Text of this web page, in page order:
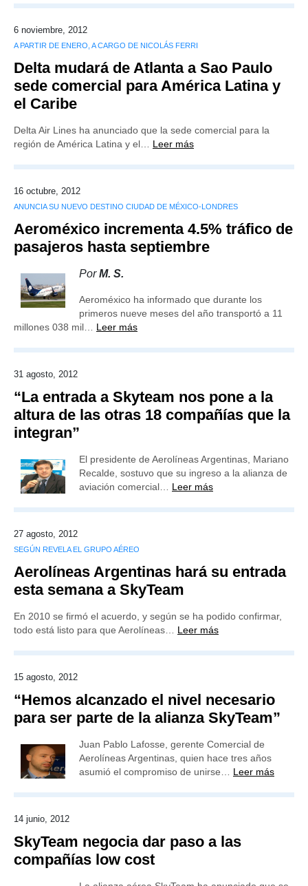
6 noviembre, 2012
A PARTIR DE ENERO, A CARGO DE NICOLÁS FERRI
Delta mudará de Atlanta a Sao Paulo
sede comercial para América Latina y
el Caribe
Delta Air Lines ha anunciado que la sede comercial para la
región de América Latina y el… Leer más
16 octubre, 2012
ANUNCIA SU NUEVO DESTINO CIUDAD DE MÉXICO-LONDRES
Aeroméxico incrementa 4.5% tráfico de
pasajeros hasta septiembre
PorM. S.
Aeroméxico ha informado que durante los
primeros nueve meses del año transportó a 11
millones 038 mil… Leer más
31 agosto, 2012
“La entrada a Skyteam nos pone a la
altura de las otras 18 compañías que la
integran”
El presidente de Aerolíneas Argentinas, Mariano
Recalde, sostuvo que su ingreso a la alianza de
aviación comercial… Leer más
27 agosto, 2012
SEGÚN REVELA EL GRUPO AÉREO
Aerolíneas Argentinas hará su entrada
esta semana a SkyTeam
En 2010 se firmó el acuerdo, y según se ha podido confirmar,
todo está listo para que Aerolíneas… Leer más
15 agosto, 2012
“Hemos alcanzado el nivel necesario
para ser parte de la alianza SkyTeam”
Juan Pablo Lafosse, gerente Comercial de
Aerolíneas Argentinas, quien hace tres años
asumió el compromiso de unirse… Leer más
14 junio, 2012
SkyTeam negocia dar paso a las
compañías low cost